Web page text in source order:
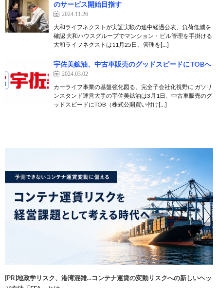
のサービス開始目指す
2024.11.26
大和ライフネクストが実証実験の途中経過公表、負荷低減を
確認 大和ハウスグループでマンション・ビル管理を手掛ける
大和ライフネクストは11月25日、管理を[…]
宇佐美鉱油、中古車販売のグッドスピードにTOBへ
2024.03.02
カーライフ事業の基盤強化図る、完全子会社化視野に ガソリ
ンスタンド運営大手の宇佐美鉱油は3月1日、中古車販売のグ
ッドスピードにTOB（株式公開買い付け[…]
[PR]地政学リスク、港湾混雑…コンテナ運賃の変動リスクへの新しいヘッ